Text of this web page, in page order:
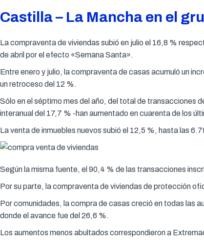
Castilla – La Mancha en el
La compraventa de viviendas subió en julio el 16,8 %
de abril por el efecto «Semana Santa».
Entre enero y julio, la compraventa de casas acumuló un
un retroceso del 12 %.
Sólo en el séptimo mes del año, del total de transacciones
interanual del 17,7 % -han aumentado en cuarenta de los
La venta de inmuebles nuevos subió el 12,5 %, hasta las
Según la misma fuente, el 90,4 % de las transacciones
Por su parte, la compraventa de viviendas de protección
Por comunidades, la compra de casas creció en todas las
donde el avance fue del 26,6 %.
Los aumentos menos abultados correspondieron a